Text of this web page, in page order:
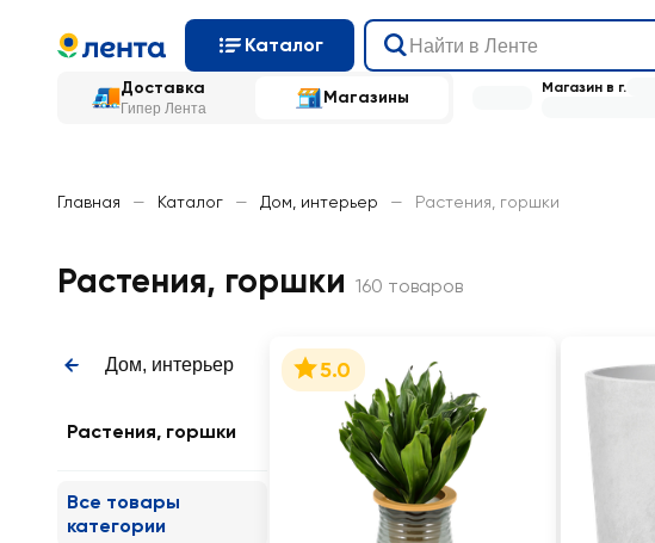
Каталог
Доставка
Гипер Лента
Магазины Магазин в г.
Главная — Каталог — Дом, интерьер — Растения, горшки
Растения, горшки 160 товаров
Дом, интерьер
Растения, горшки
Все товары
категории
5.0